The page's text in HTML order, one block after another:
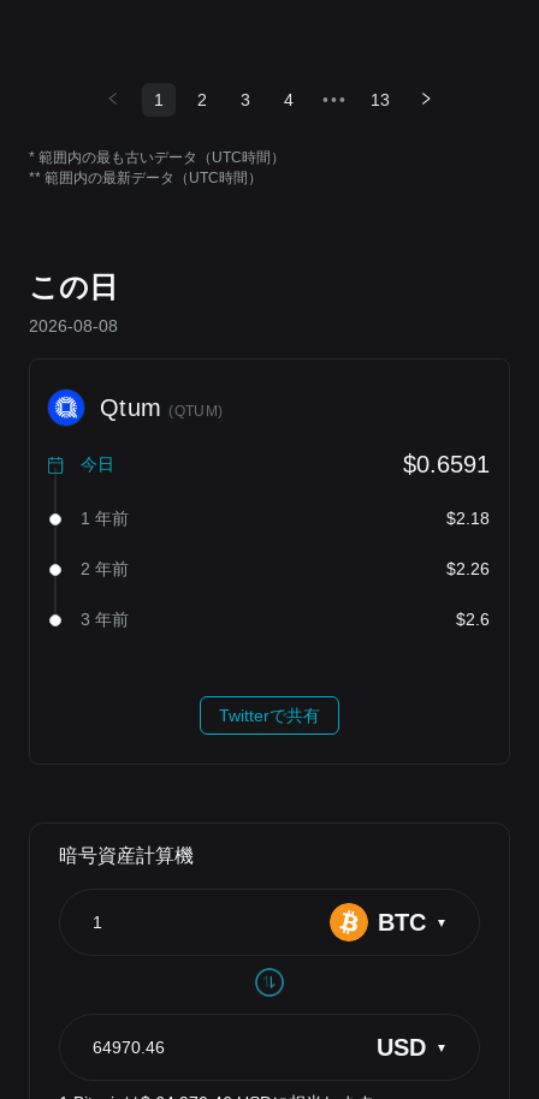
1 2 3 4 ••• 13
* 範囲内の最も古いデータ（UTC時間）
** 範囲内の最新データ（UTC時間）
この日
2026-08-08
Qtum (QTUM)
今日 $0.6591
1 年前 $2.18
2 年前 $2.26
3 年前 $2.6
Twitterで共有